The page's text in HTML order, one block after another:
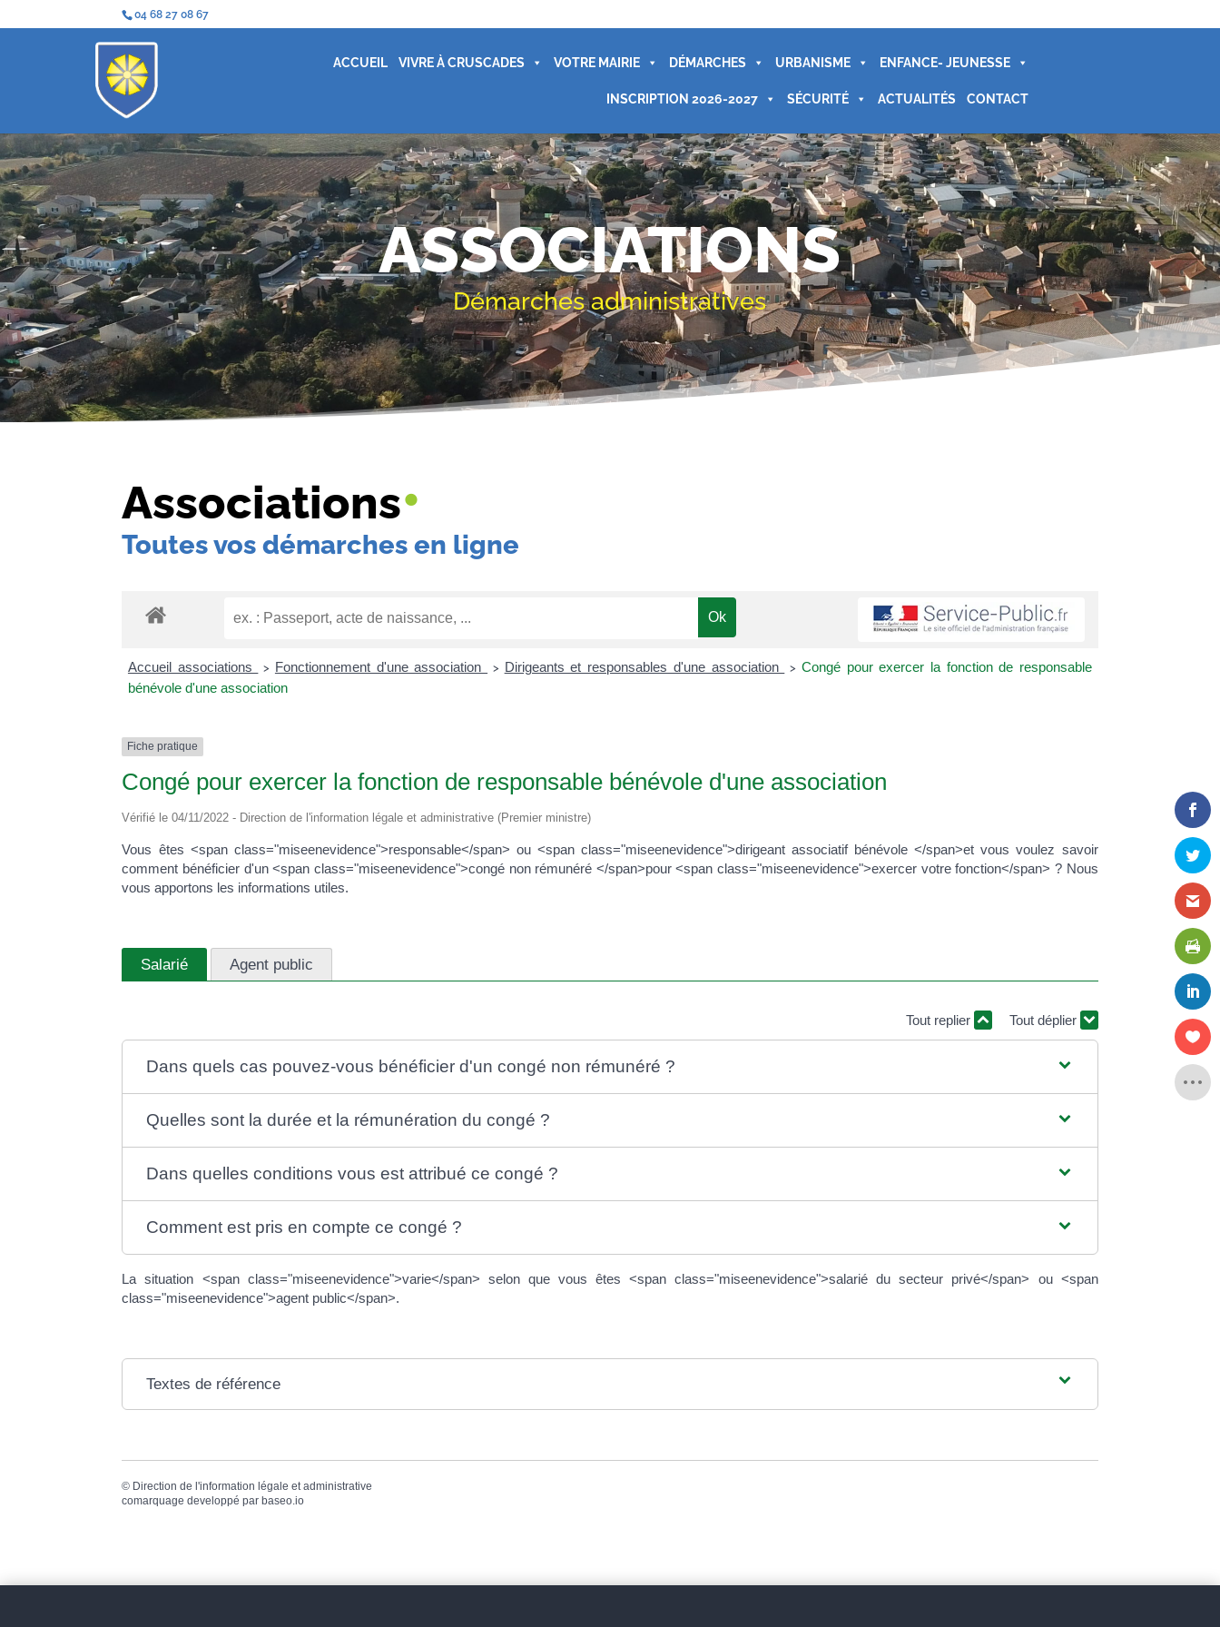
04 68 27 08 67
ACCUEIL VIVRE À CRUSCADES VOTRE MAIRIE DÉMARCHES URBANISME ENFANCE- JEUNESSE
INSCRIPTION 2026-2027 SÉCURITÉ ACTUALITÉS CONTACT
ASSOCIATIONS
Démarches administratives
Associations•
Toutes vos démarches en ligne
Accueil associations > Fonctionnement d'une association > Dirigeants et responsables d'une association > Congé pour exercer la fonction de responsable
bénévole d'une association
Fiche pratique
Congé pour exercer la fonction de responsable bénévole d'une association
Vérifié le 04/11/2022 - Direction de l'information légale et administrative (Premier ministre)
Vous êtes <span class="miseenevidence">responsable</span> ou <span class="miseenevidence">dirigeant associatif bénévole </span>et vous voulez savoir
comment bénéficier d'un <span class="miseenevidence">congé non rémunéré </span>pour <span class="miseenevidence">exercer votre fonction</span> ? Nous
vous apportons les informations utiles.
Salarié Agent public
Tout replier Tout déplier
Dans quels cas pouvez-vous bénéficier d'un congé non rémunéré ?
Quelles sont la durée et la rémunération du congé ?
Dans quelles conditions vous est attribué ce congé ?
Comment est pris en compte ce congé ?
La situation <span class="miseenevidence">varie</span> selon que vous êtes <span class="miseenevidence">salarié du secteur privé</span> ou <span
class="miseenevidence">agent public</span>.
Textes de référence
© Direction de l'information légale et administrative
comarquage developpé parbaseo.io